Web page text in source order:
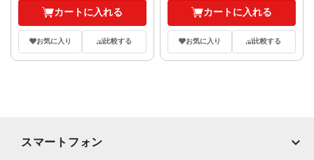
カートに入れる
お気に入り 比較する
カートに入れる
お気に入り 比較する
スマートフォン